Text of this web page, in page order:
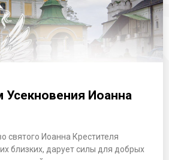
Усекновения Иоанна
святого Иоанна Крестителя
близких, дарует силы для добрых